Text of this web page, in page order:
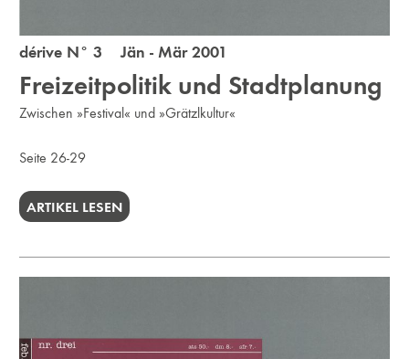
dérive N° 3 Jän - Mär 2001
Freizeitpolitik und Stadtplanung
Zwischen »Festival« und »Grätzlkultur«
Seite 26-29
ARTIKEL LESEN